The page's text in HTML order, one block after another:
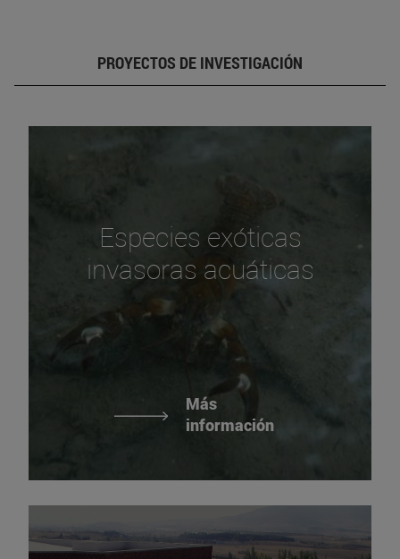
PROYECTOS DE INVESTIGACIÓN
Especies exóticas
invasoras acuáticas
Más
información